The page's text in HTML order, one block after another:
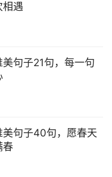
相遇
句子21句，每一句
美句子40句，愿春天
春